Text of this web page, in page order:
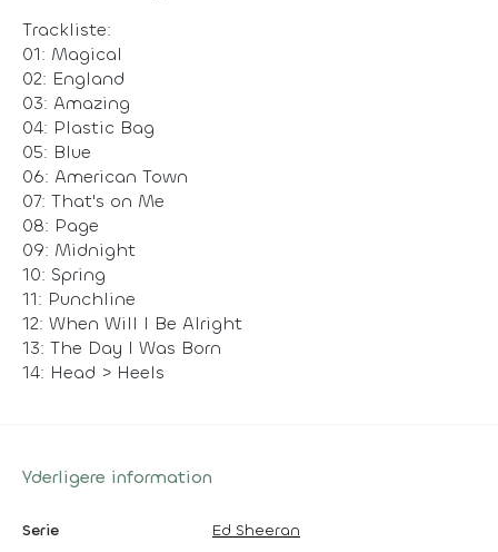
Trackliste:
01: Magical
02: England
03: Amazing
04: Plastic Bag
05: Blue
06: American Town
07: That's on Me
08: Page
09: Midnight
10: Spring
11: Punchline
12: When Will I Be Alright
13: The Day I Was Born
14: Head > Heels
Yderligere information
Serie Ed Sheeran